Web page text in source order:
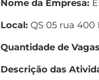
Nome da Empresa:
Local: QS 05 rua 400
Quantidade de
Descrição das